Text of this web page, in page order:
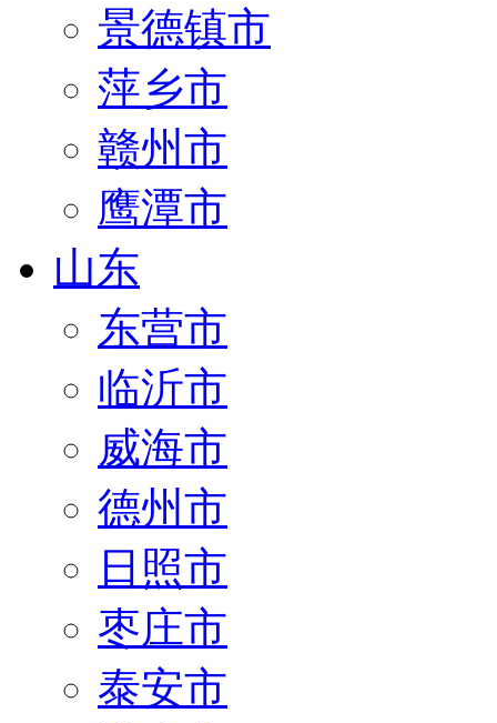
景德镇市
萍乡市
赣州市
鹰潭市
山东
东营市
临沂市
威海市
德州市
日照市
枣庄市
泰安市